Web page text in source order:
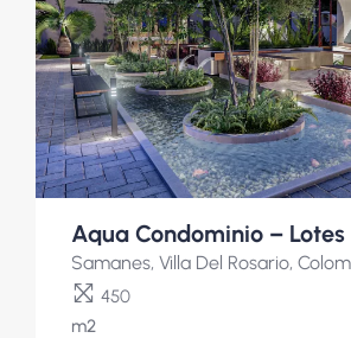
Aqua Condominio – Lotes
Samanes, Villa Del Rosario,
m2
450